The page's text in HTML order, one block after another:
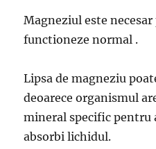
Magneziul este
functioneze normal .
Lipsa de magneziu
deoarece organismul
mineral specific pentru
absorbi lichidul.